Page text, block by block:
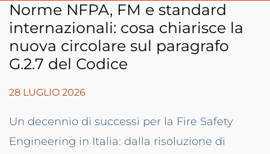
Norme NFPA, FM e standard
internazionali: cosa chiarisce la
nuova circolare sul paragrafo
G.2.7 del Codice
28 LUGLIO 2026
Un decennio di successi per la Fire Safety
Engineering in Italia: dalla risoluzione di